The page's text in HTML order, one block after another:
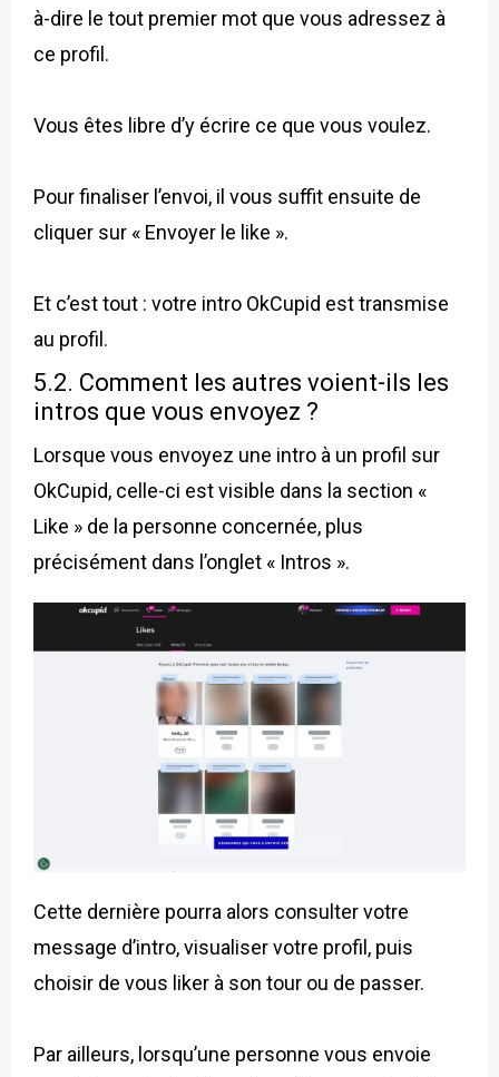
à-dire le tout premier mot que vous adressez à
ce profil.
Vous êtes libre d’y écrire ce que vous voulez.
Pour finaliser l’envoi, il vous suffit ensuite de
cliquer sur « Envoyer le like ».
Et c’est tout : votre intro OkCupid est transmise
au profil.
5.2. Comment les autres voient-ils les
intros que vous envoyez ?
Lorsque vous envoyez une intro à un profil sur
OkCupid, celle-ci est visible dans la section «
Like » de la personne concernée, plus
précisément dans l’onglet « Intros ».
Cette dernière pourra alors consulter votre
message d’intro, visualiser votre profil, puis
choisir de vous liker à son tour ou de passer.
Par ailleurs, lorsqu’une personne vous envoie